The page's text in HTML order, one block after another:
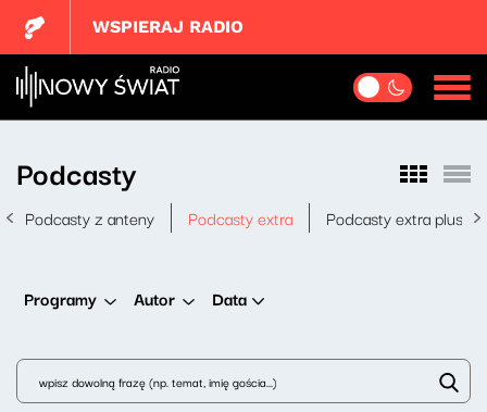
WSPIERAJ RADIO
Podcasty
Podcasty z anteny Podcasty extra Podcasty extra plus
Programy Autor Data